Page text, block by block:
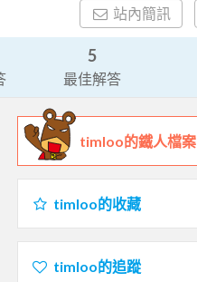
站內簡訊
5
最佳解答
timloo的鐵人檔案
timloo的收藏
timloo的追蹤